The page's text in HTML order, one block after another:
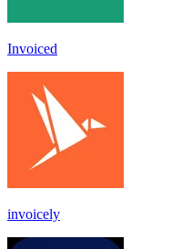
Invoiced
invoicely